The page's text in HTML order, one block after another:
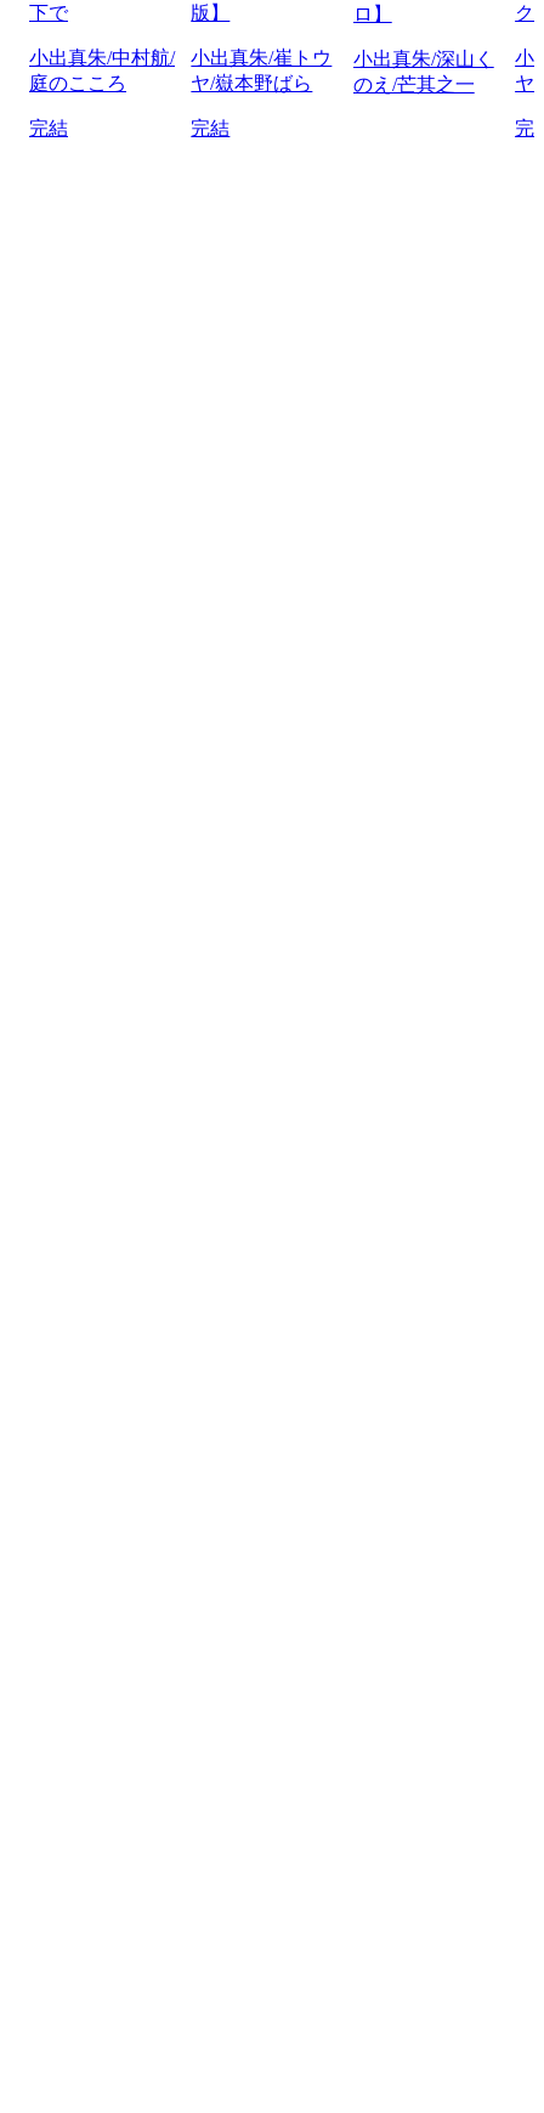
下で
小出真朱/中村航/
庭のこころ
完結
版】
小出真朱/崔トウ
ヤ/嶽本野ばら
完結
ロ】
小出真朱/深山く
のえ/芒其之一
ク
小
ヤ
完